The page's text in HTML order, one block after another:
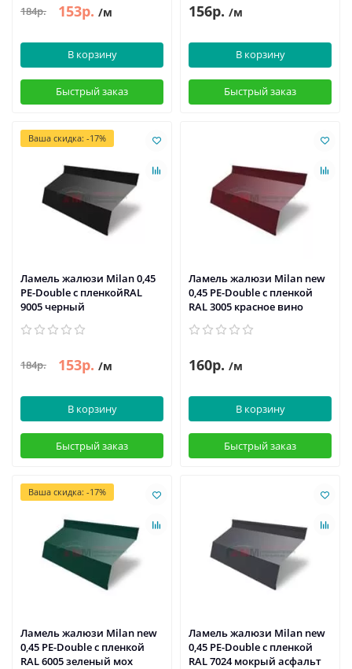
184р. 153р. /м
В корзину
Быстрый заказ
156р. /м
В корзину
Быстрый заказ
Ваша скидка: -17%
Ламель жалюзи Milan 0,45
PE-Double с пленкойRAL
9005 черный
184р. 153р. /м
В корзину
Быстрый заказ
Ламель жалюзи Milan new
0,45 PE-Double с пленкой
RAL 3005 красное вино
160р. /м
В корзину
Быстрый заказ
Ваша скидка: -17%
Ламель жалюзи Milan new
0,45 PE-Double с пленкой
RAL 6005 зеленый мох
Ламель жалюзи Milan new
0,45 PE-Double с пленкой
RAL 7024 мокрый асфальт